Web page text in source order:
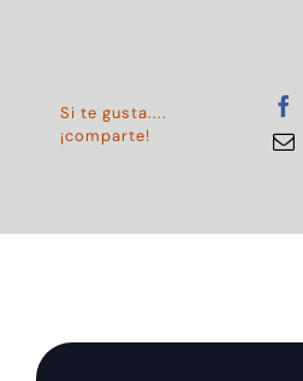
Si te gusta....
¡comparte!